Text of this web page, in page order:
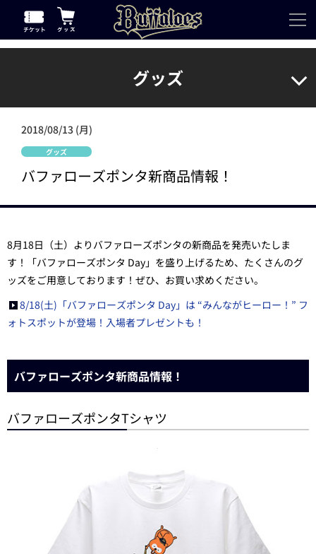
グッズ
2018/08/13 (月)
グッズ
バファローズポンタ新商品情報！
8月18日（土）よりバファローズポンタの新商品を発売いたしま
す！「バファローズポンタ Day」を盛り上げるため、たくさんのグ
ッズをご用意しております！ぜひ、お買い求めください。
8/18(土)「バファローズポンタ Day」は “みんながヒーロー！” フ
ォトスポットが登場！入場者プレゼントも！
バファローズポンタ新商品情報！
バファローズポンタTシャツ